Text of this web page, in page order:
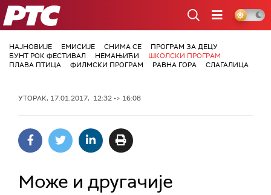
РТС
НАЈНОВИЈЕ ЕМИСИЈЕ СНИМА СЕ
ПРОГРАМ ЗА ДЕЦУ
БУНТ РОК ФЕСТИВАЛ
НЕМАЊИЋИ
ШКОЛСКИ ПРОГРАМ
ПЛАВА ПТИЦА
ФИЛМСКИ ПРОГРАМ РАВНА ГОРА СЛАГАЛИЦА
УТОРАК, 17.01.2017, 12:32 -> 16:08
Може и другачије